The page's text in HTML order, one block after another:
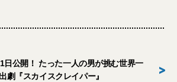
日公開！ たった一人の男が挑む世界一
劇『スカイスクレイパー』
>